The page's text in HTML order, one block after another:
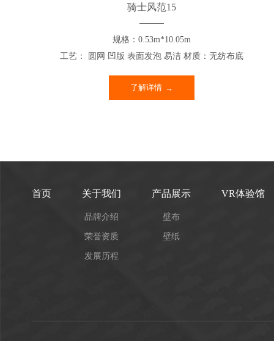
骑士风范15
规格：0.53m*10.05m
工艺： 圆网 凹版 表面发泡 易洁 材质：无纺布底
了解详情
首页 关于我们
品牌介绍
荣誉资质
发展历程
产品展示
壁布
壁纸
VR体验馆